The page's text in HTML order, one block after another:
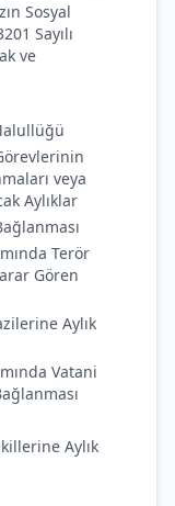
Sosyal
Sayılı
ve
veya
Aylıklar
Terör
Gören
Aylık
Vatani
Aylık